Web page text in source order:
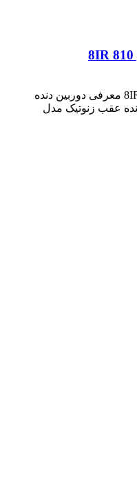
دوربین دنده عقب زنوتیک مدل 810 8IR معرفی دوربین دنده